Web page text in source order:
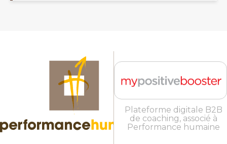
Plateforme digitale B2B
de coaching, associé à
Performance humaine